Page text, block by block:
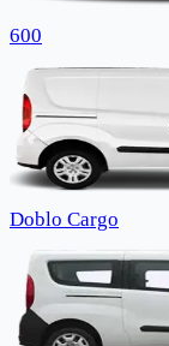
600
Doblo Cargo